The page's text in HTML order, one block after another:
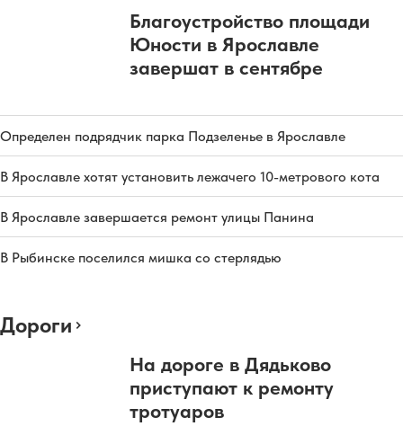
Благоустройство площади
Юности в Ярославле
завершат в сентябре
Определен подрядчик парка Подзеленье в Ярославле
В Ярославле хотят установить лежачего 10-метрового кота
В Ярославле завершается ремонт улицы Панина
В Рыбинске поселился мишка со стерлядью
Дороги
На дороге в Дядьково
приступают к ремонту
тротуаров